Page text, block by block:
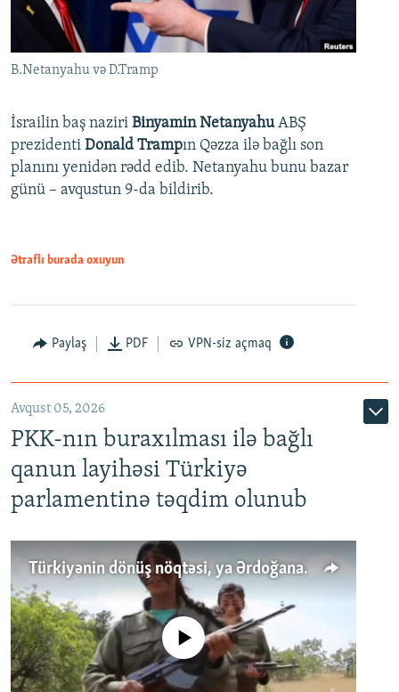
B.Netanyahu və D.Tramp
İsrailin baş naziri Binyamin NetanyahuABŞ
prezidenti Donald Trampın Qəzza ilə bağlı son
planını yenidən rədd edib. Netanyahu bunu bazar
günü – avqustun 9-da bildirib.
Ətraflı burada oxuyun
Paylaş PDF VPN-siz açmaq
Avqust 05, 2026
PKK-nın buraxılması ilə bağlı
qanun layihəsi Türkiyə
parlamentinə təqdim olunub
Türkiyənin dönüş nöqtəsi, ya Ərdoğana üçüncü şans: PKK ilə qəfil barışıq nə deməkdir?
No media source currently available